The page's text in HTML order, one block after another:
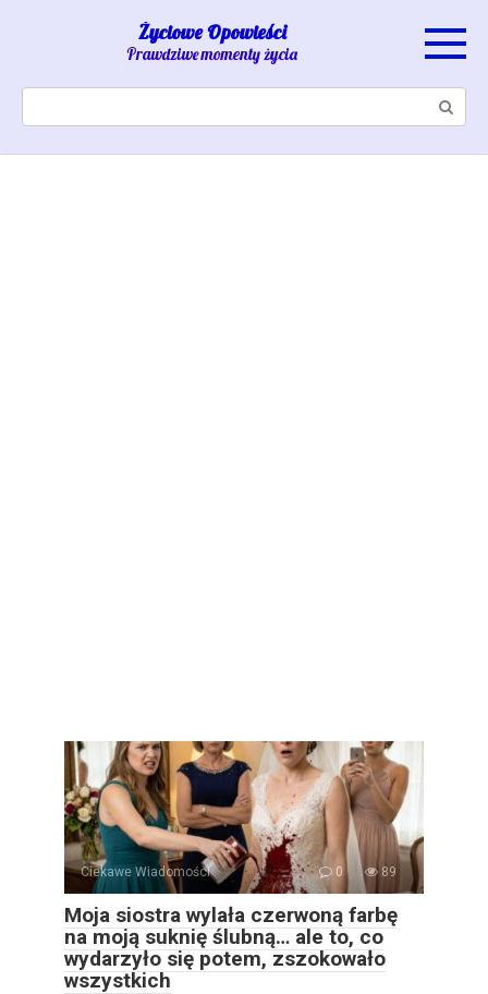
Życiowe Opowieści
Prawdziwe momenty życia
Ciekawe Wiadomości 0 89
Moja siostra wylała czerwoną farbę
na moją suknię ślubną… ale to, co
wydarzyło się potem, zszokowało
wszystkich